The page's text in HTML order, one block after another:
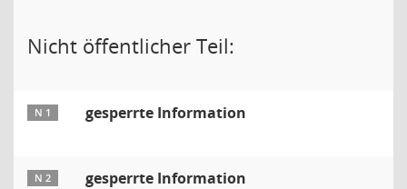
Nicht öffentlicher Teil:
N 1 gesperrte Information
N 2 gesperrte Information